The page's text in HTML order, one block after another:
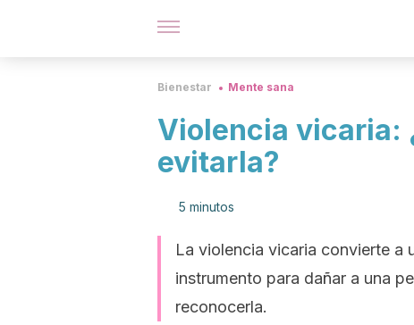
Bienestar Mente sana
Violencia vicaria:
evitarla?
5 minutos
La violencia vicaria convierte
instrumento para dañar a una
reconocerla.